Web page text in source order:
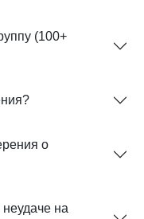
(100+
о
на